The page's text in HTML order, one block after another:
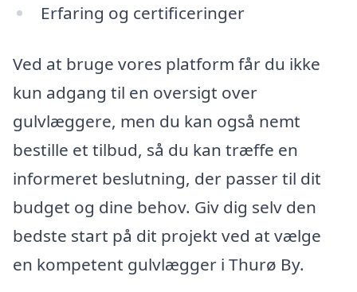
Erfaring og certificeringer
Ved at bruge vores platform får du ikke
kun adgang til en oversigt over
gulvlæggere, men du kan også nemt
bestille et tilbud, så du kan træffe en
informeret beslutning, der passer til dit
budget og dine behov. Giv dig selv den
bedste start på dit projekt ved at vælge
en kompetent gulvlægger i Thurø By.